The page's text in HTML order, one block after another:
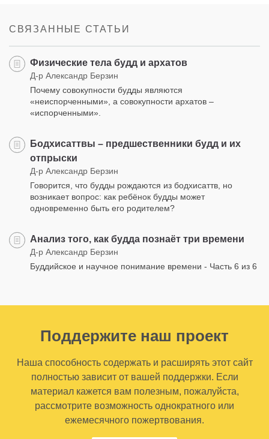
СВЯЗАННЫЕ СТАТЬИ
Физические тела будд и архатов
Д-р Александр Берзин
Почему совокупности будды являются
«неиспорченными», а совокупности архатов –
«испорченными».
Бодхисаттвы – предшественники будд и их
отпрыски
Д-р Александр Берзин
Говорится, что будды рождаются из бодхисаттв, но
возникает вопрос: как ребёнок будды может
одновременно быть его родителем?
Анализ того, как будда познаёт три времени
Д-р Александр Берзин
Буддийское и научное понимание времени - Часть 6 из 6
Поддержите наш проект
Наша способность содержать и расширять этот сайт
полностью зависит от вашей поддержки. Если
материал кажется вам полезным, пожалуйста,
рассмотрите возможность однократного или
ежемесячного пожертвования.